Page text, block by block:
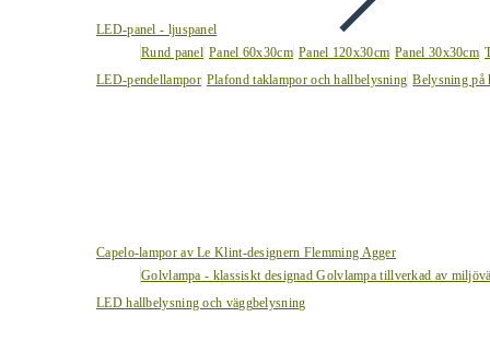
LED-panel - ljuspanel
Rund panel Panel 60x30cm Panel 120x30cm Panel 30x30cm
LED-pendellampor Plafond taklampor och hallbelysning Belysning på
Capelo-lampor av Le Klint-designern Flemming Agger
Golvlampa - klassiskt designad Golvlampa tillverkad av
LED hallbelysning och väggbelysning